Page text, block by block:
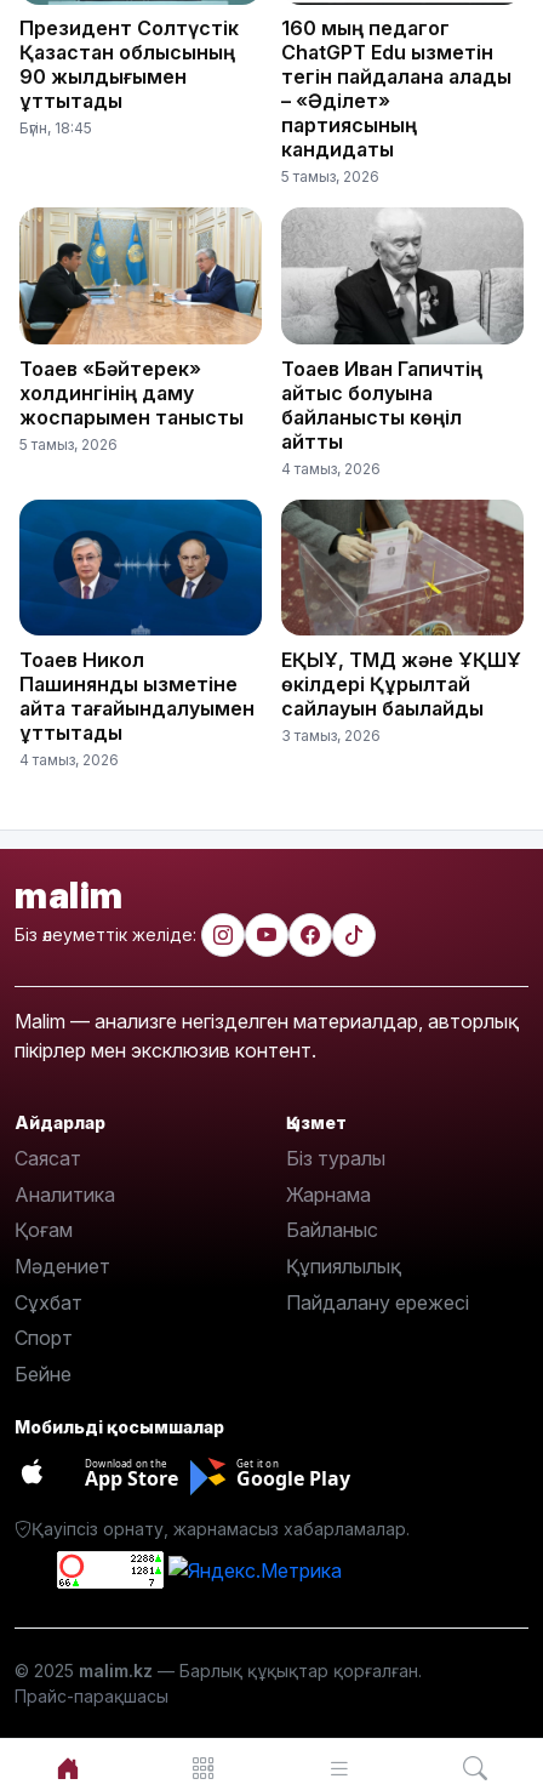
Президент Солтүстік
Қазақстан облысының
90 жылдығымен
құттықтады
Бүгін, 18:45
160 мың педагог
ChatGPT Edu қызметін
тегін пайдалана алады
– «Әділет»
партиясының
кандидаты
5 тамыз, 2026
Тоқаев «Бәйтерек»
холдингінің даму
жоспарымен танысты
5 тамыз, 2026
Тоқаев Иван Гапичтің
қайтыс болуына
байланысты көңіл
айтты
4 тамыз, 2026
Тоқаев Никол
Пашинянды қызметіне
қайта тағайындалуымен
құттықтады
4 тамыз, 2026
ЕҚЫҰ, ТМД және ҰҚШҰ
өкілдері Құрылтай
сайлауын бақылайды
3 тамыз, 2026
malim
Біз әлеуметтік желіде:
Malim — анализге негізделген материалдар, авторлық
пікірлер мен эксклюзив контент.
Айдарлар
Саясат
Аналитика
Қоғам
Мәдениет
Сұхбат
Спорт
Бейне
Қызмет
Біз туралы
Жарнама
Байланыс
Құпиялылық
Пайдалану ережесі
Мобильді қосымшалар
Download on the
App Store
Get it on
Google Play
Қауіпсіз орнату, жарнамасыз хабарламалар.
© 2025 malim.kz — Барлық құқықтар қорғалған.
Прайс-парақшасы